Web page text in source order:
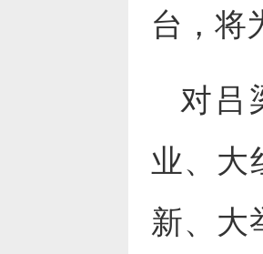
台，将
对吕
业、大
新、大